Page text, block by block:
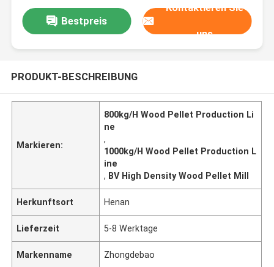
Bestpreis
Kontaktieren Sie
uns
PRODUKT-BESCHREIBUNG
Markieren:
800kg/H Wood Pellet Production Li
ne
,
1000kg/H Wood Pellet Production L
ine
, BV High Density Wood Pellet Mill
Herkunftsort Henan
Lieferzeit 5-8 Werktage
Markenname Zhongdebao